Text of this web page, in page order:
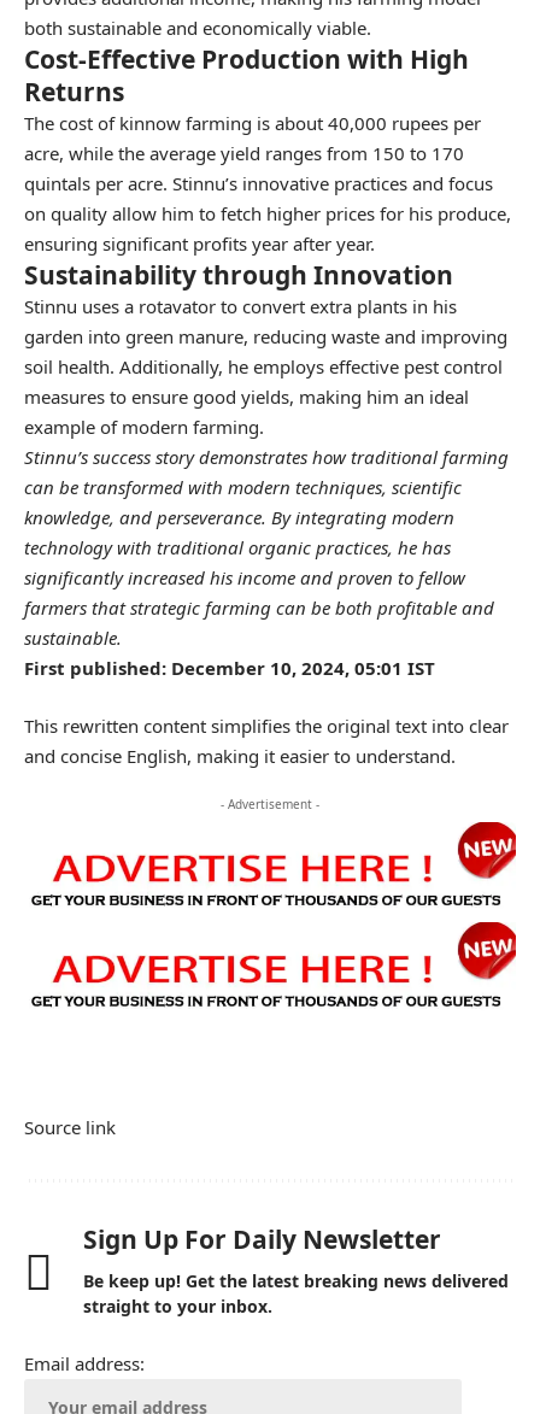
both sustainable and economically viable.
Cost-Effective Production with High
Returns
The cost of kinnow farming is about 40,000 rupees per
acre, while the average yield ranges from 150 to 170
quintals per acre. Stinnu’s innovative practices and focus
on quality allow him to fetch higher prices for his produce,
ensuring significant profits year after year.
Sustainability through Innovation
Stinnu uses a rotavator to convert extra plants in his
garden into green manure, reducing waste and improving
soil health. Additionally, he employs effective pest control
measures to ensure good yields, making him an ideal
example of modern farming.
Stinnu’s success story demonstrates how traditional farming
can be transformed with modern techniques, scientific
knowledge, and perseverance. By integrating modern
technology with traditional organic practices, he has
significantly increased his income and proven to fellow
farmers that strategic farming can be both profitable and
sustainable.
First published: December 10, 2024, 05:01 IST
This rewritten content simplifies the original text into clear
and concise English, making it easier to understand.
- Advertisement -
Source link
Sign Up For Daily Newsletter
Be keep up! Get the latest breaking news delivered
straight to your inbox.
Email address: